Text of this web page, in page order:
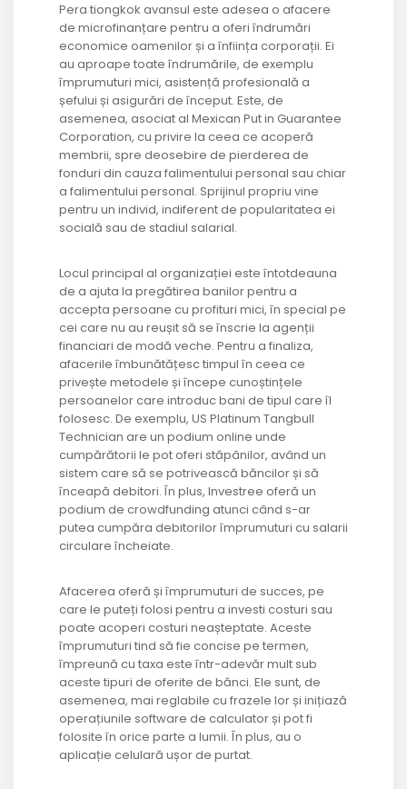
Pera tiongkok avansul este adesea o afacere
de microfinanțare pentru a oferi îndrumări
economice oamenilor și a înființa corporații. Ei
au aproape toate îndrumările, de exemplu
împrumuturi mici, asistență profesională a
șefului și asigurări de început. Este, de
asemenea, asociat al Mexican Put in Guarantee
Corporation, cu privire la ceea ce acoperă
membrii, spre deosebire de pierderea de
fonduri din cauza falimentului personal sau chiar
a falimentului personal. Sprijinul propriu vine
pentru un individ, indiferent de popularitatea ei
socială sau de stadiul salarial.
Locul principal al organizației este întotdeauna
de a ajuta la pregătirea banilor pentru a
accepta persoane cu profituri mici, în special pe
cei care nu au reușit să se înscrie la agenții
financiari de modă veche. Pentru a finaliza,
afacerile îmbunătățesc timpul în ceea ce
privește metodele și începe cunoștințele
persoanelor care introduc bani de tipul care îl
folosesc. De exemplu, US Platinum Tangbull
Technician are un podium online unde
cumpărătorii le pot oferi stăpânilor, având un
sistem care să se potrivească băncilor și să
înceapă debitori. În plus, Investree oferă un
podium de crowdfunding atunci când s-ar
putea cumpăra debitorilor împrumuturi cu salarii
circulare încheiate.
Afacerea oferă și împrumuturi de succes, pe
care le puteți folosi pentru a investi costuri sau
poate acoperi costuri neașteptate. Aceste
împrumuturi tind să fie concise pe termen,
împreună cu taxa este într-adevăr mult sub
aceste tipuri de oferite de bănci. Ele sunt, de
asemenea, mai reglabile cu frazele lor și inițiază
operațiunile software de calculator și pot fi
folosite în orice parte a lumii. În plus, au o
aplicație celulară ușor de purtat.